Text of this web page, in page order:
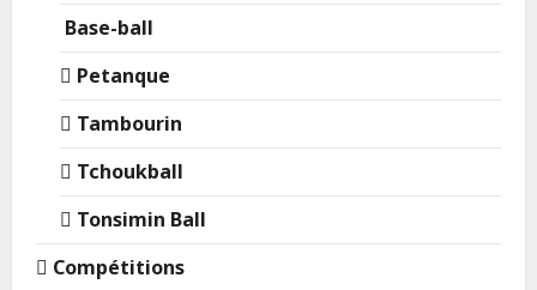
Base-ball
Petanque
Tambourin
Tchoukball
Tonsimin Ball
Compétitions